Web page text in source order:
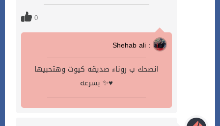
0
Shehab ali :
انصحك ب روناء صديقه كيوت وهتحبيها
بسرعه ✨♥